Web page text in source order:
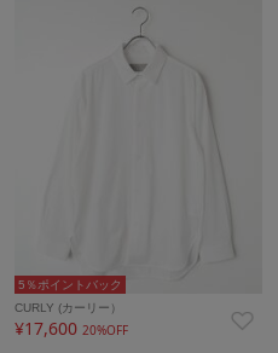
5％ポイントバック
CURLY (カーリー）
¥17,600 20%OFF